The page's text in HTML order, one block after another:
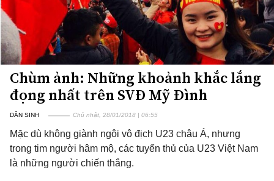
Chùm ảnh: Những khoảnh khắc lắng
đọng nhất trên SVĐ Mỹ Đình
DÂN SINH Chủ nhật, 28/01/2018 | 06:55
Mặc dù không giành ngôi vô địch U23 châu Á, nhưng
trong tim người hâm mộ, các tuyển thủ của U23 Việt Nam
là những người chiến thắng.